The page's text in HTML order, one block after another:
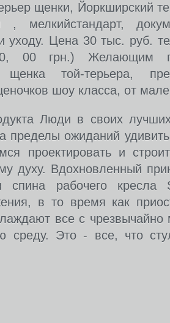
щенки, Йоркширский
, мелкийстандарт,
Цена 30 тыс. руб.
00 грн.) Желающим
щенка той-терьера,
шоу класса, от
Люди в своих
пределы ожиданий
проектировать и
духу. Вдохновленный
спина рабочего
в то время как
все с чрезвычайно
среду. Это - все, что